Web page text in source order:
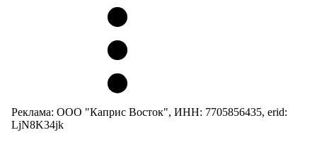
Реклама: ООО "Каприс Восток", ИНН: 7705856435, erid:
LjN8K34jk